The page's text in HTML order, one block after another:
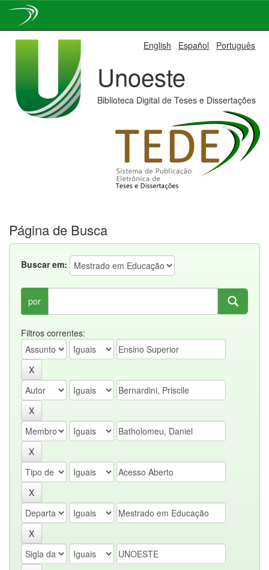
English Español Português
Unoeste
Biblioteca Digital de Teses e Dissertações
Página de Busca
Buscar em:
por
Filtros correntes: